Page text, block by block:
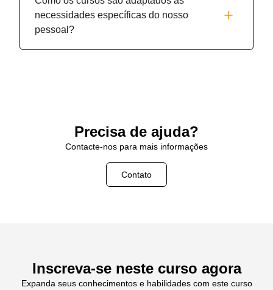
necessidades específicas do nosso
pessoal?
Precisa de ajuda?
Contacte-nos para mais informações
Contato
Inscreva-se neste curso agora
Expanda seus conhecimentos e habilidades com este curso